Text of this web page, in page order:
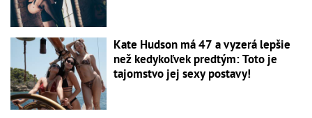
Kate Hudson má 47 a vyzerá lepšie
než kedykoľvek predtým: Toto je
tajomstvo jej sexy postavy!